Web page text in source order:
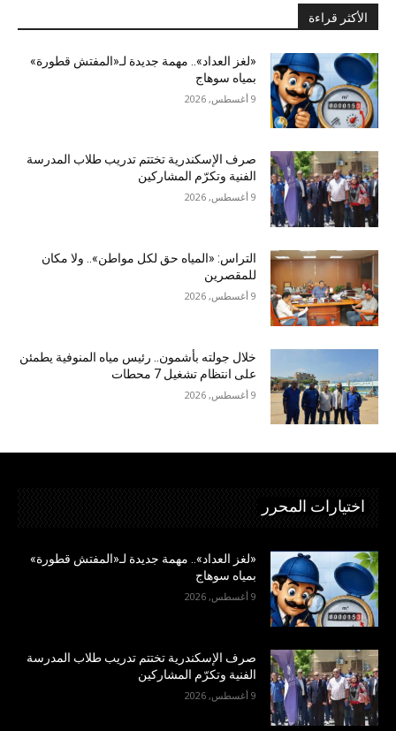
الأكثر قراءة
«لغز العداد».. مهمة جديدة لـ«المفتش قطورة»
بمياه سوهاج
9 أغسطس, 2026
صرف الإسكندرية تختتم تدريب طلاب المدرسة
الفنية وتكرّم المشاركين
9 أغسطس, 2026
التراس: «المياه حق لكل مواطن».. ولا مكان
للمقصرين
9 أغسطس, 2026
خلال جولته بأشمون.. رئيس مياه المنوفية يطمئن
على انتظام تشغيل 7 محطات
9 أغسطس, 2026
اختيارات المحرر
«لغز العداد».. مهمة جديدة لـ«المفتش قطورة»
بمياه سوهاج
9 أغسطس, 2026
صرف الإسكندرية تختتم تدريب طلاب المدرسة
الفنية وتكرّم المشاركين
9 أغسطس, 2026